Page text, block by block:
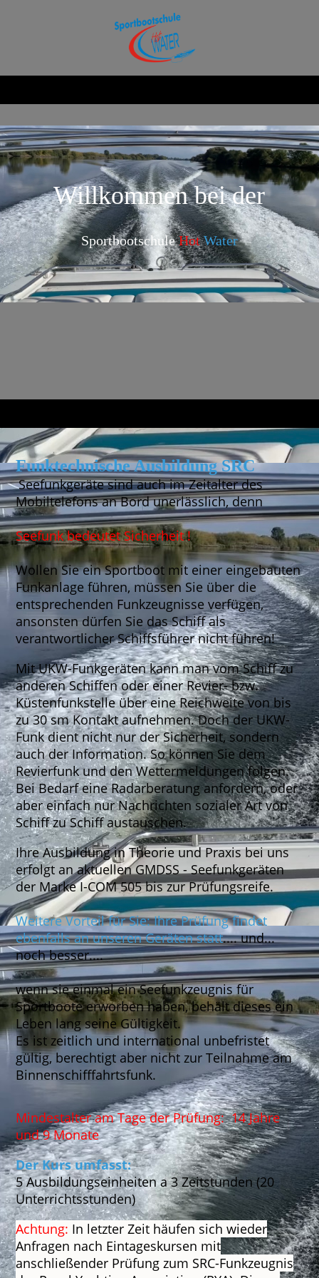
Willkommen bei der
Sportbootschule Hot Water
Funktechnische Ausbildung SRC
Seefunkgeräte sind auch im Zeitalter des
Mobiltelefons an Bord unerlässlich, denn
Seefunk bedeutet Sicherheit !
Wollen Sie ein Sportboot mit einer eingebauten
Funkanlage führen, müssen Sie über die
entsprechenden Funkzeugnisse verfügen,
ansonsten dürfen Sie das Schiff als
verantwortlicher Schiffsführer nicht führen!
Mit UKW-Funkgeräten kann man vom Schiff zu
anderen Schiffen oder einer Revier- bzw.
Küstenfunkstelle über eine Reichweite von bis
zu 30 sm Kontakt aufnehmen. Doch der UKW-
Funk dient nicht nur der Sicherheit, sondern
auch der Information. So können Sie dem
Revierfunk und den Wettermeldungen folgen.
Bei Bedarf eine Radarberatung anfordern, oder
aber einfach nur Nachrichten sozialer Art von
Schiff zu Schiff austauschen.
Ihre Ausbildung in Theorie und Praxis bei uns
erfolgt an aktuellen GMDSS - Seefunkgeräten
der Marke I-COM 505 bis zur Prüfungsreife.
Weitere Vorteil für Sie: Ihre Prüfung findet
ebenfalls an unseren Geräten statt.... und...
noch besser....
wenn sie einmal ein Seefunkzeugnis für
Sportboote erworben haben, behält dieses ein
Leben lang seine Gültigkeit.
Es ist zeitlich und international unbefristet
gültig, berechtigt aber nicht zur Teilnahme am
Binnenschifffahrtsfunk.
Mindestalter am Tage der Prüfung: 14 Jahre
und 9 Monate
Der Kurs umfasst:
5 Ausbildungseinheiten a 3 Zeitstunden (20
Unterrichtsstunden)
Achtung: In letzter Zeit häufen sich wieder
Anfragen nach Eintageskursen mit
anschließender Prüfung zum SRC-Funkzeugnis